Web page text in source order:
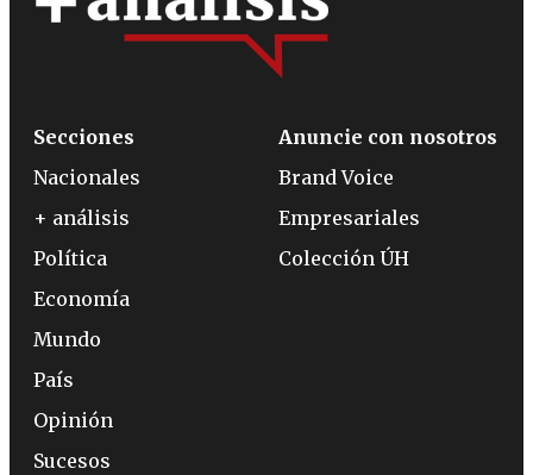
Secciones
Nacionales
+ análisis
Política
Economía
Mundo
País
Opinión
Sucesos
Anuncie con nosotros
Brand Voice
Empresariales
Colección ÚH